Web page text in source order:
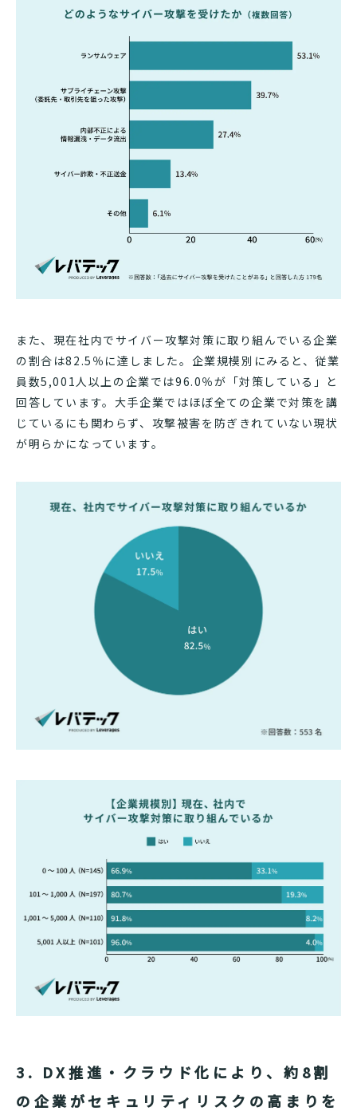
また、現在社内でサイバー攻撃対策に取り組んでいる企業
の割合は82.5％に達しました。企業規模別にみると、従業
員数5,001人以上の企業では96.0％が「対策している」と
回答しています。大手企業ではほぼ全ての企業で対策を講
じているにも関わらず、攻撃被害を防ぎきれていない現状
が明らかになっています。
3. DX推進・クラウド化により、約8割
の企業がセキュリティリスクの高まりを